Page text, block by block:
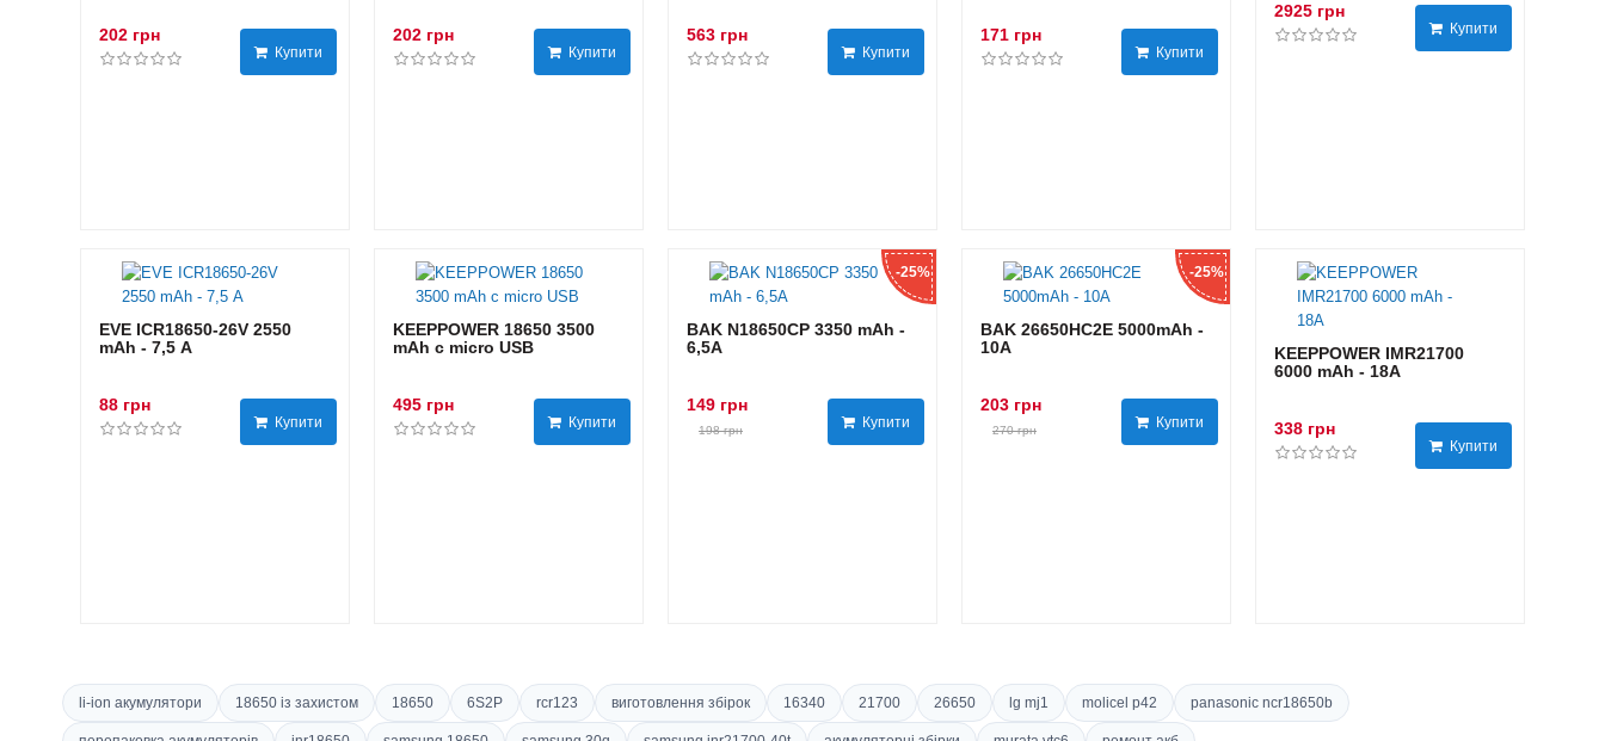
202 грн
Купити
202 грн
Купити
563 грн
Купити
171 грн
Купити
2925 грн
Купити
EVE ICR18650-26V 2550
mAh - 7,5 А
88 грн
Купити
KEEPPOWER 18650 3500
mAh с micro USB
495 грн
Купити
-25%
BAK N18650CP 3350 mAh -
6,5А
149 грн
198 грн Купити
-25%
BAK 26650HC2E 5000mAh -
10А
203 грн
270 грн Купити
KEEPPOWER IMR21700
6000 mAh - 18А
338 грн
Купити
li-ion акумулятори 18650 із захистом 18650 6S2P rcr123 виготовлення збірок 16340 21700 26650 lg mj1 molicel p42 panasonic ncr18650b